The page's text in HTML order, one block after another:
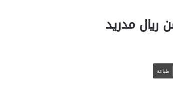
مدريد
طباعة